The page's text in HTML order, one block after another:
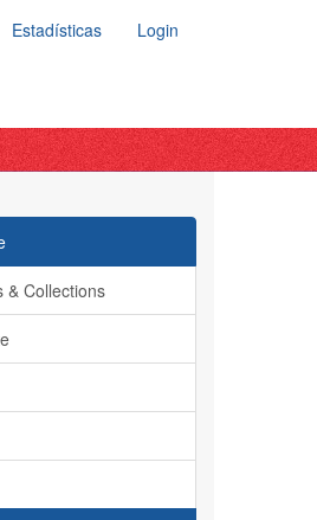
Estadísticas Login
& Collections